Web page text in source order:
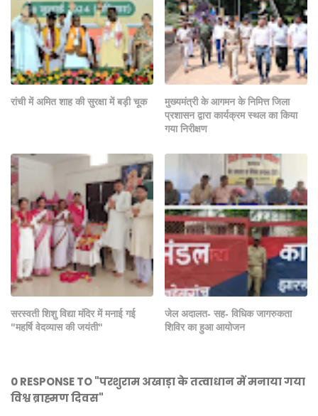
रांची में अमित शाह की सुरक्षा में बड़ी चूक
मुख्यमंत्री के आगमन के निमित्त जिला
प्रशासन द्वारा कार्यक्रम स्थल का किया
गया निरीक्षण
सरस्वती शिशु विद्या मंदिर में मनाई गई
"महर्षि वेदव्यास की जयंती"
जेल अदालत- सह- विधिक जागरुकता
शिविर का हुआ आयोजन
0 RESPONSE TO "परशुराम अखाड़ा के तत्वाधान में मनाया गया
विश्व ब्राह्मण दिवस"